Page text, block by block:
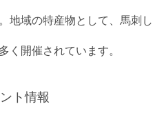
地域の特産物として、馬刺し
く開催されています。
ト情報